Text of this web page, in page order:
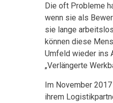
Die oft Probleme
wenn sie als
sie lange
können diese
Umfeld wieder ins
„Verlängerte
Im November
ihrem